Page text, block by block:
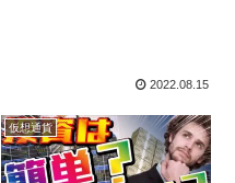
2022.08.15
仮想通貨